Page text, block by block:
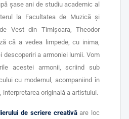
șase ani de studiu academic al
la Facultatea de Muzică și
Vest din Timișoara, Theodor
că a vedea limpede, cu inima,
descoperiri a armoniei lumii. Vom
acestei armonii, scriind sub
cu modernul, acompaniind în
interpretarea originală a artistului.
de scriere creativăare loc